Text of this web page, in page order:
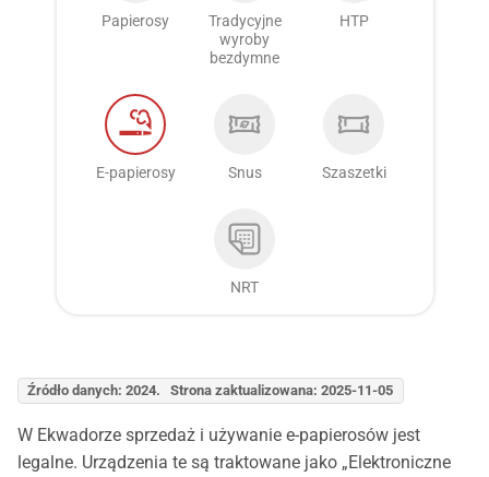
Papierosy
Tradycyjne
wyroby
bezdymne
HTP
E-papierosy Snus Szaszetki
NRT
Źródło danych: 2024. Strona zaktualizowana: 2025-11-05
W Ekwadorze sprzedaż i używanie e-papierosów jest
legalne. Urządzenia te są traktowane jako „Elektroniczne